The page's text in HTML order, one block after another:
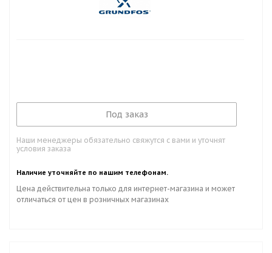
Под заказ
Наши менеджеры обязательно свяжутся с вами и уточнят
условия заказа
Наличие уточняйте по нашим телефонам.
Цена действительна только для интернет-магазина и может
отличаться от цен в розничных магазинах